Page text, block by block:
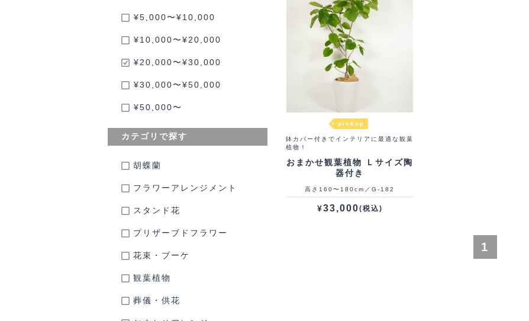
¥5,000〜¥10,000
¥10,000〜¥20,000
¥20,000〜¥30,000
¥30,000〜¥50,000
¥50,000〜
カテゴリで探す
胡蝶蘭
フラワーアレンジメント
スタンド花
プリザーブドフラワー
花束・ブーケ
観葉植物
葬儀・供花
pickup
鉢カバー付きでインテリアに最適な観葉
植物！
おまかせ観葉植物 Ｌサイズ陶
器付き
高さ160〜180cm／G-182
¥33,000(税込)
1